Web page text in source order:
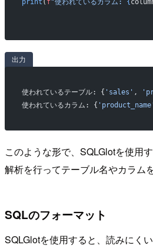
出力
使われているテーブル: { 'sales' ,
使われているカラム: { 'product_name'
このような形で、SQLGlotを使用
解析を行ってテーブル名やカラム
SQLのフォーマット
SQLGlotを使用すると、読みにく